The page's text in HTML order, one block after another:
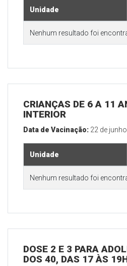
Unidade
Nenhum resultado foi
CRIANÇAS DE 6 A 11
INTERIOR
Data de Vacinação: 22 de
Unidade
Nenhum resultado foi
DOSE 2 E 3 PARA
DOS 40, DAS 17 ÀS